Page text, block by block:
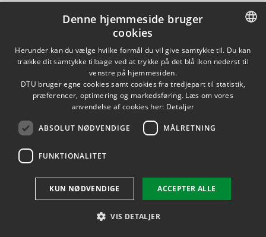
DANISH
ENGLISH
Denne hjemmeside bruger
cookies
Herunder kan du vælge hvilke formål du vil give samtykke til. Du kan
trække dit samtykke tilbage ved at trykke på det blå ikon nederst til
venstre på hjemmesiden.
DTU bruger egne cookies samt cookies fra tredjepart til statistik,
præferencer, optimering og markedsføring. Læs om vores
anvendelse af cookies her: Detaljer
ABSOLUT NØDVENDIGE MÅLRETNING
FUNKTIONALITET
ACCEPTER ALLE
KUN NØDVENDIGE
VIS DETALJER